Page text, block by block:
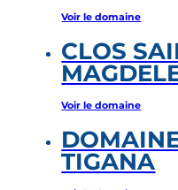
Voir le domaine
CLOS
Voir le domaine
TIGANA